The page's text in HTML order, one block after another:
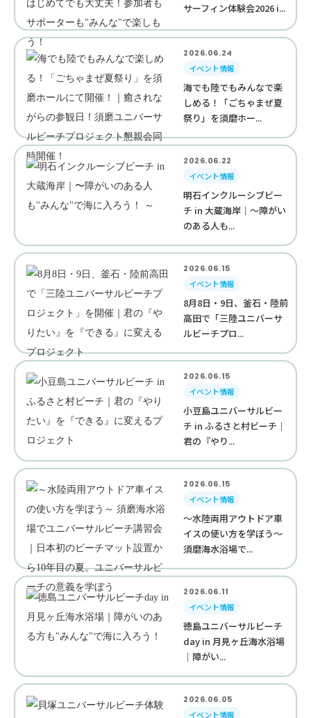
サーフィン体験会2026 i...
2026.06.24
イベント情報
海でも陸でもみんなで楽
しめる！「ごちゃまぜ夏
祭り」を須磨ホー...
2026.06.22
イベント情報
明石インクルーシブビー
チ in 大蔵海岸｜〜障がい
のある人も...
2026.06.15
イベント情報
8月8日・9日、釜石・陸前
高田で「三陸ユニバーサ
ルビーチプロ...
2026.06.15
イベント情報
小豆島ユニバーサルビー
チ in ふるさと村ビーチ｜
君の『やり...
2026.06.15
イベント情報
～水陸両用アウトドア車
イスの使い方を学ぼう～
須磨海水浴場で...
2026.06.11
イベント情報
徳島ユニバーサルビーチ
day in 月見ヶ丘海水浴場
｜障がい...
2026.06.05
イベント情報